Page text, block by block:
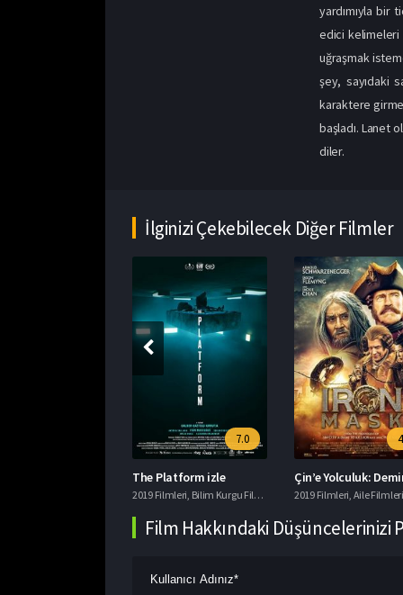
yardımıyla bir
edici kelimeleri
uğraşmak
şey, sayıdaki
karaktere
başladı. Lanet
diler.
İlginizi Çekebilecek Diğer Filmler
,Macera Filmleri
7.0
The Platform izle
2019 Filmleri, Bilim Kurgu Filmleri Gerilim Filmleri, imdb 7+
2019 Filmleri, Aile Filmleri
Film Hakkındaki Düşüncelerinizi